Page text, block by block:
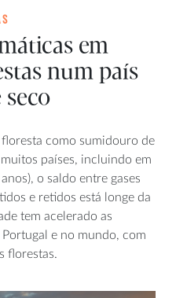
em
num país
seco
como sumidouro de
países, incluindo em
o saldo entre gases
e retidos está longe da
tem acelerado as
e no mundo, com
florestas.